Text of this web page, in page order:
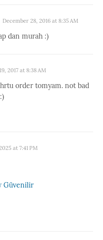
December 28, 2016 at 8:35 AM
dan murah :)
2017 at 8:38 AM
order tomyam. not bad
at 7:41 PM
Güvenilir